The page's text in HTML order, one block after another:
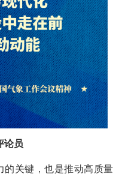
论员
关键，也是推动高质量